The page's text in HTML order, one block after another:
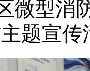
微型消
题宣传